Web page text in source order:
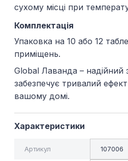
сухому місці при
Комплектація
Упаковка на 10 або 12
приміщень.
Global Лаванда – надійний
забезпечує тривалий
вашому домі.
Характеристики
Артикул 107006